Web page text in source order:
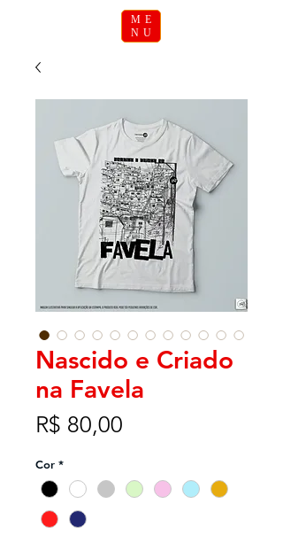
ME
NU
Nascido e Criado
na Favela
R$ 80,00
Cor *